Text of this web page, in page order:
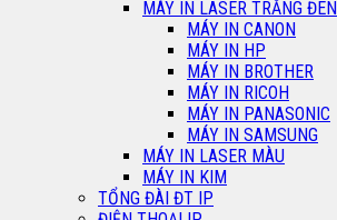
MÁY IN LASER TRẮNG ĐEN
MÁY IN CANON
MÁY IN HP
MÁY IN BROTHER
MÁY IN RICOH
MÁY IN PANASONIC
MÁY IN SAMSUNG
MÁY IN LASER MÀU
MÁY IN KIM
TỔNG ĐÀI ĐT IP